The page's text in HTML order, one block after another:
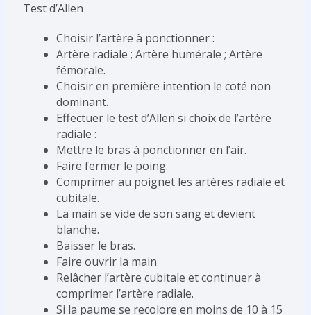
Test d’Allen
Choisir l’artère à ponctionner :
Artère radiale ; Artère humérale ; Artère
fémorale.
Choisir en première intention le coté non
dominant.
Effectuer le test d’Allen si choix de l’artère
radiale :
Mettre le bras à ponctionner en l’air.
Faire fermer le poing.
Comprimer au poignet les artères radiale et
cubitale.
La main se vide de son sang et devient
blanche.
Baisser le bras.
Faire ouvrir la main
Relâcher l’artère cubitale et continuer à
comprimer l’artère radiale.
Si la paume se recolore en moins de 10 à 15